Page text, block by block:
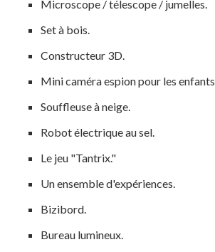
Microscope / télescope / jumelles.
Set à bois.
Constructeur 3D.
Mini caméra espion pour les enfants.
Souffleuse à neige.
Robot électrique au sel.
Le jeu "Tantrix."
Un ensemble d'expériences.
Bizibord.
Bureau lumineux.